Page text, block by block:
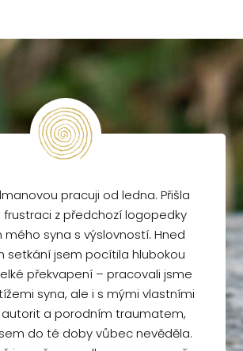
pracuji od ledna. Přišla
frustraci z předchozí logopedky
syna s výslovností. Hned
setkání jsem pocítila hlubokou
překvapení – pracovali jsme
syna, ale i s mými vlastními
autorit a porodním traumatem,
do té doby vůbec nevěděla.